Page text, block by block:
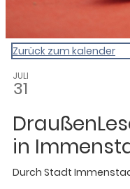
Zurück zum kalender
JULI
31
in
Durch Stadt